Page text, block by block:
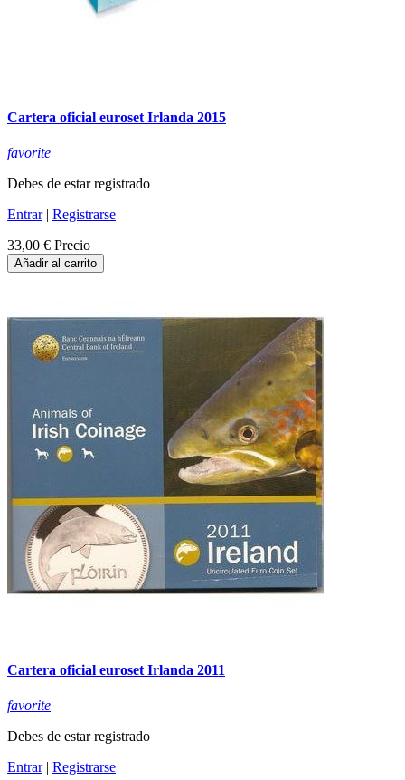
Cartera oficial euroset Irlanda 2015
favorite
Debes de estar registrado
Entrar| Registrarse
33,00 € Precio
Añadir al carrito
Cartera oficial euroset Irlanda 2011
favorite
Debes de estar registrado
Entrar| Registrarse